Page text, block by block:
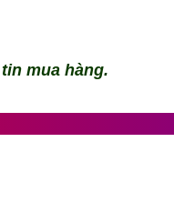
mua hàng.